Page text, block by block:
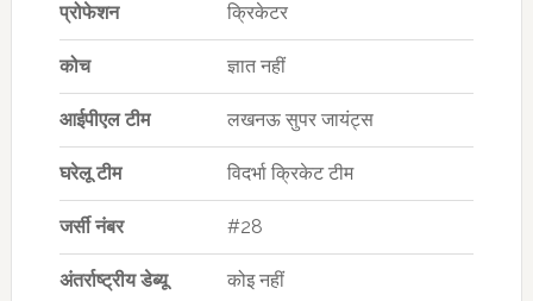
प्रोफेशन क्रिकेटर
कोच ज्ञात नहीं
आईपीएल टीम लखनऊ सुपर जायंट्स
घरेलू टीम विदर्भा क्रिकेट टीम
जर्सी नंबर #28
अंतर्राष्ट्रीय डेब्यू कोइ नहीं